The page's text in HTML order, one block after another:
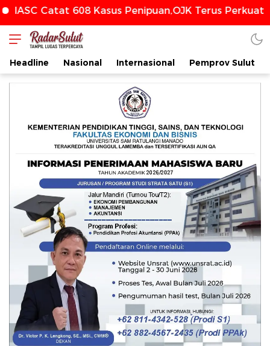
Kasus Penipuan,OJK Terus Perkuat Perlindungan
Headline Nasional Internasional Pemprov Sulut